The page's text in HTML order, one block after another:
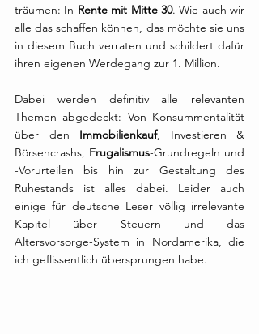
träumen: In Rente mit Mitte 30. Wie auch wir
alle das schaffen können, das möchte sie uns
in diesem Buch verraten und schildert dafür
ihren eigenen Werdegang zur 1. Million.
Dabei werden definitiv alle relevanten
Themen abgedeckt: Von Konsummentalität
über den Immobilienkauf, Investieren &
Börsencrashs, Frugalismus-Grundregeln und
-Vorurteilen bis hin zur Gestaltung des
Ruhestands ist alles dabei. Leider auch
einige für deutsche Leser völlig irrelevante
Kapitel über Steuern und das
Altersvorsorge-System in Nordamerika, die
ich geflissentlich übersprungen habe.